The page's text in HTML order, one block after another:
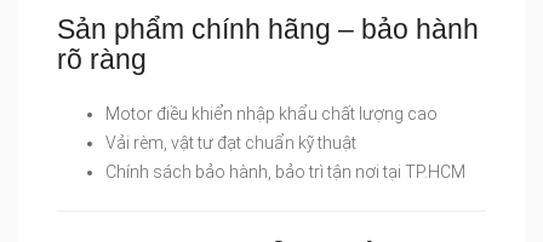
Sản phẩm chính hãng – bảo hành
rõ ràng
Motor điều khiển nhập khẩu chất lượng cao
Vải rèm, vật tư đạt chuẩn kỹ thuật
Chính sách bảo hành, bảo trì tận nơi tại TP.HCM